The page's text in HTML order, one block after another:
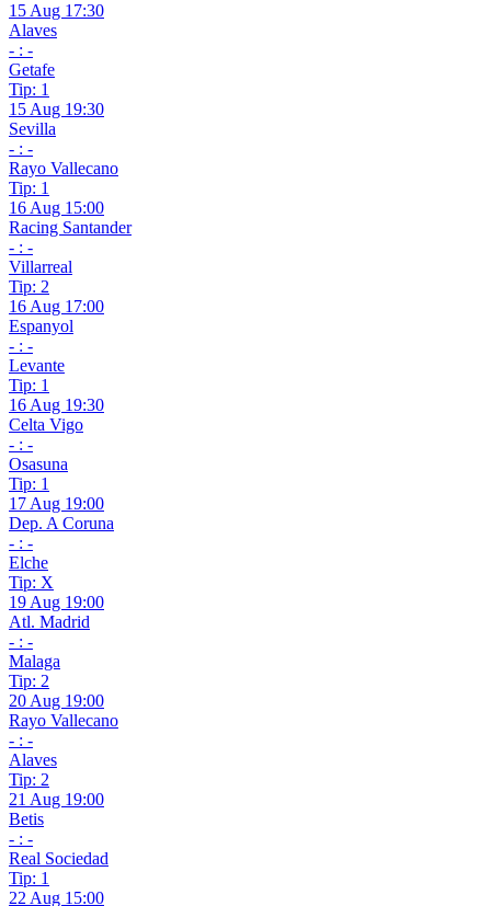
15 Aug 17:30
Alaves
- : -
Getafe
Tip: 1
15 Aug 19:30
Sevilla
- : -
Rayo Vallecano
Tip: 1
16 Aug 15:00
Racing Santander
- : -
Villarreal
Tip: 2
16 Aug 17:00
Espanyol
- : -
Levante
Tip: 1
16 Aug 19:30
Celta Vigo
- : -
Osasuna
Tip: 1
17 Aug 19:00
Dep. A Coruna
- : -
Elche
Tip: X
19 Aug 19:00
Atl. Madrid
- : -
Malaga
Tip: 2
20 Aug 19:00
Rayo Vallecano
- : -
Alaves
Tip: 2
21 Aug 19:00
Betis
- : -
Real Sociedad
Tip: 1
22 Aug 15:00